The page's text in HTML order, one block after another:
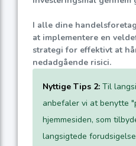
I alle dine
at implementere en
strategi for effektivt at
nedadgående risici.
Nyttige Tips 2: Til
anbefaler vi at benytte
hjemmesiden, som
langsigtede